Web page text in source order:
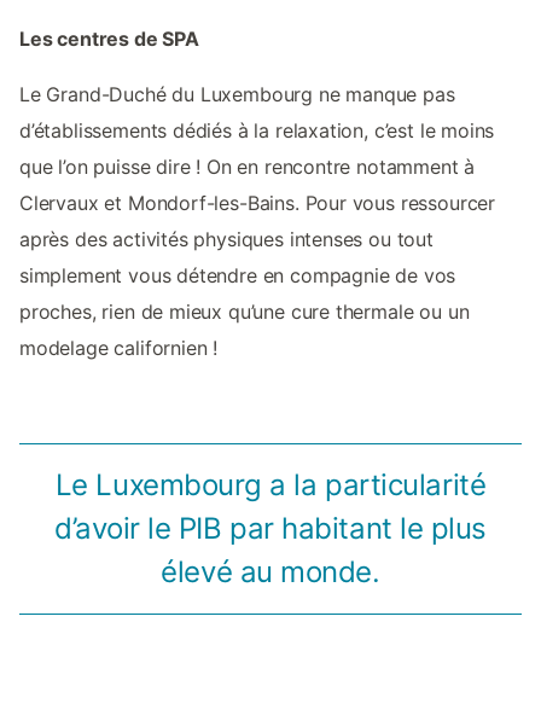
Les centres de SPA
Le Grand-Duché du Luxembourg ne manque pas
d’établissements dédiés à la relaxation, c’est le moins
que l’on puisse dire ! On en rencontre notamment à
Clervaux et Mondorf-les-Bains. Pour vous ressourcer
après des activités physiques intenses ou tout
simplement vous détendre en compagnie de vos
proches, rien de mieux qu’une cure thermale ou un
modelage californien !
Le Luxembourg a la particularité
d’avoir le PIB par habitant le plus
élevé au monde.